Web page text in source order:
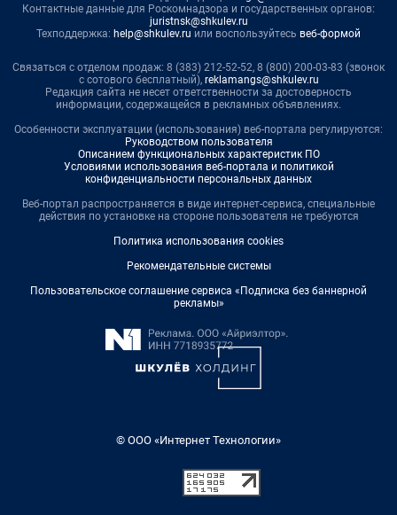
Контактные данные для Роскомнадзора и государственных органов:
juristnsk@shkulev.ru
Техподдержка: help@shkulev.ru или воспользуйтесь веб-формой
Связаться с отделом продаж: 8 (383) 212-52-52, 8 (800) 200-03-83 (звонок
с сотового бесплатный), reklamangs@shkulev.ru
Редакция сайта не несет ответственности за достоверность
информации, содержащейся в рекламных объявлениях.
Особенности эксплуатации (использования) веб-портала регулируются:
Руководством пользователя
Описанием функциональных характеристик ПО
Условиями использования веб-портала и политикой
конфиденциальности персональных данных
Веб-портал распространяется в виде интернет-сервиса, специальные
действия по установке на стороне пользователя не требуются
Политика использования cookies
Рекомендательные системы
Пользовательское соглашение сервиса «Подписка без баннерной
рекламы»
© ООО «Интернет Технологии»